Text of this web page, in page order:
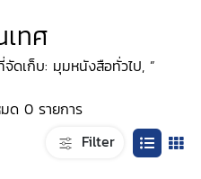
ทศ
จัดเก็บ: มุมหนังสือทั่วไป, ”
ด 0 รายการ
Filter